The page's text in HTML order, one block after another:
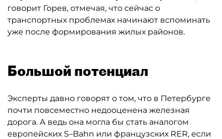
говорит Горев, отмечая, что сейчас о
транспортных проблемах начинают вспоминать
уже после формирования жилых районов.
Большой потенциал
Эксперты давно говорят о том, что в Петербурге
почти повсеместно недооценена железная
дорога. А ведь она могла бы стать аналогом
европейских S–Bahn или французских RER, если